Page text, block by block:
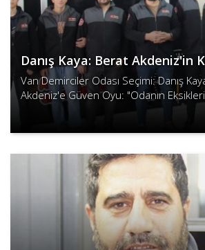
Danış Kaya: Berat Akdeniz'in
Van Demirciler Odası Seçimi: Danış
Akdeniz'e Güven Oyu: "Odanın